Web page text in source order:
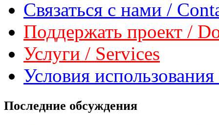
Связаться с нами /
Поддержать проект /
Услуги / Services
Условия
Последние обсуждения